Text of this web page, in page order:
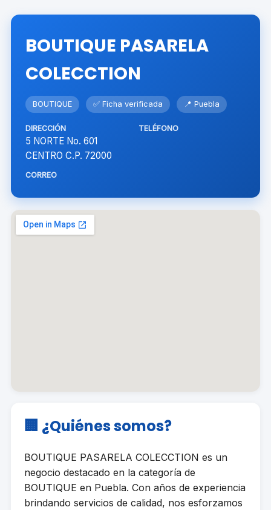
BOUTIQUE PASARELA
COLECCTION
BOUTIQUE ✅ Ficha verificada 📍 Puebla
DIRECCIÓN
5 NORTE No. 601
CENTRO C.P. 72000
TELÉFONO
CORREO
🏢 ¿Quiénes somos?
BOUTIQUE PASARELA COLECCTION es un
negocio destacado en la categoría de
BOUTIQUE en Puebla. Con años de experiencia
brindando servicios de calidad, nos esforzamos